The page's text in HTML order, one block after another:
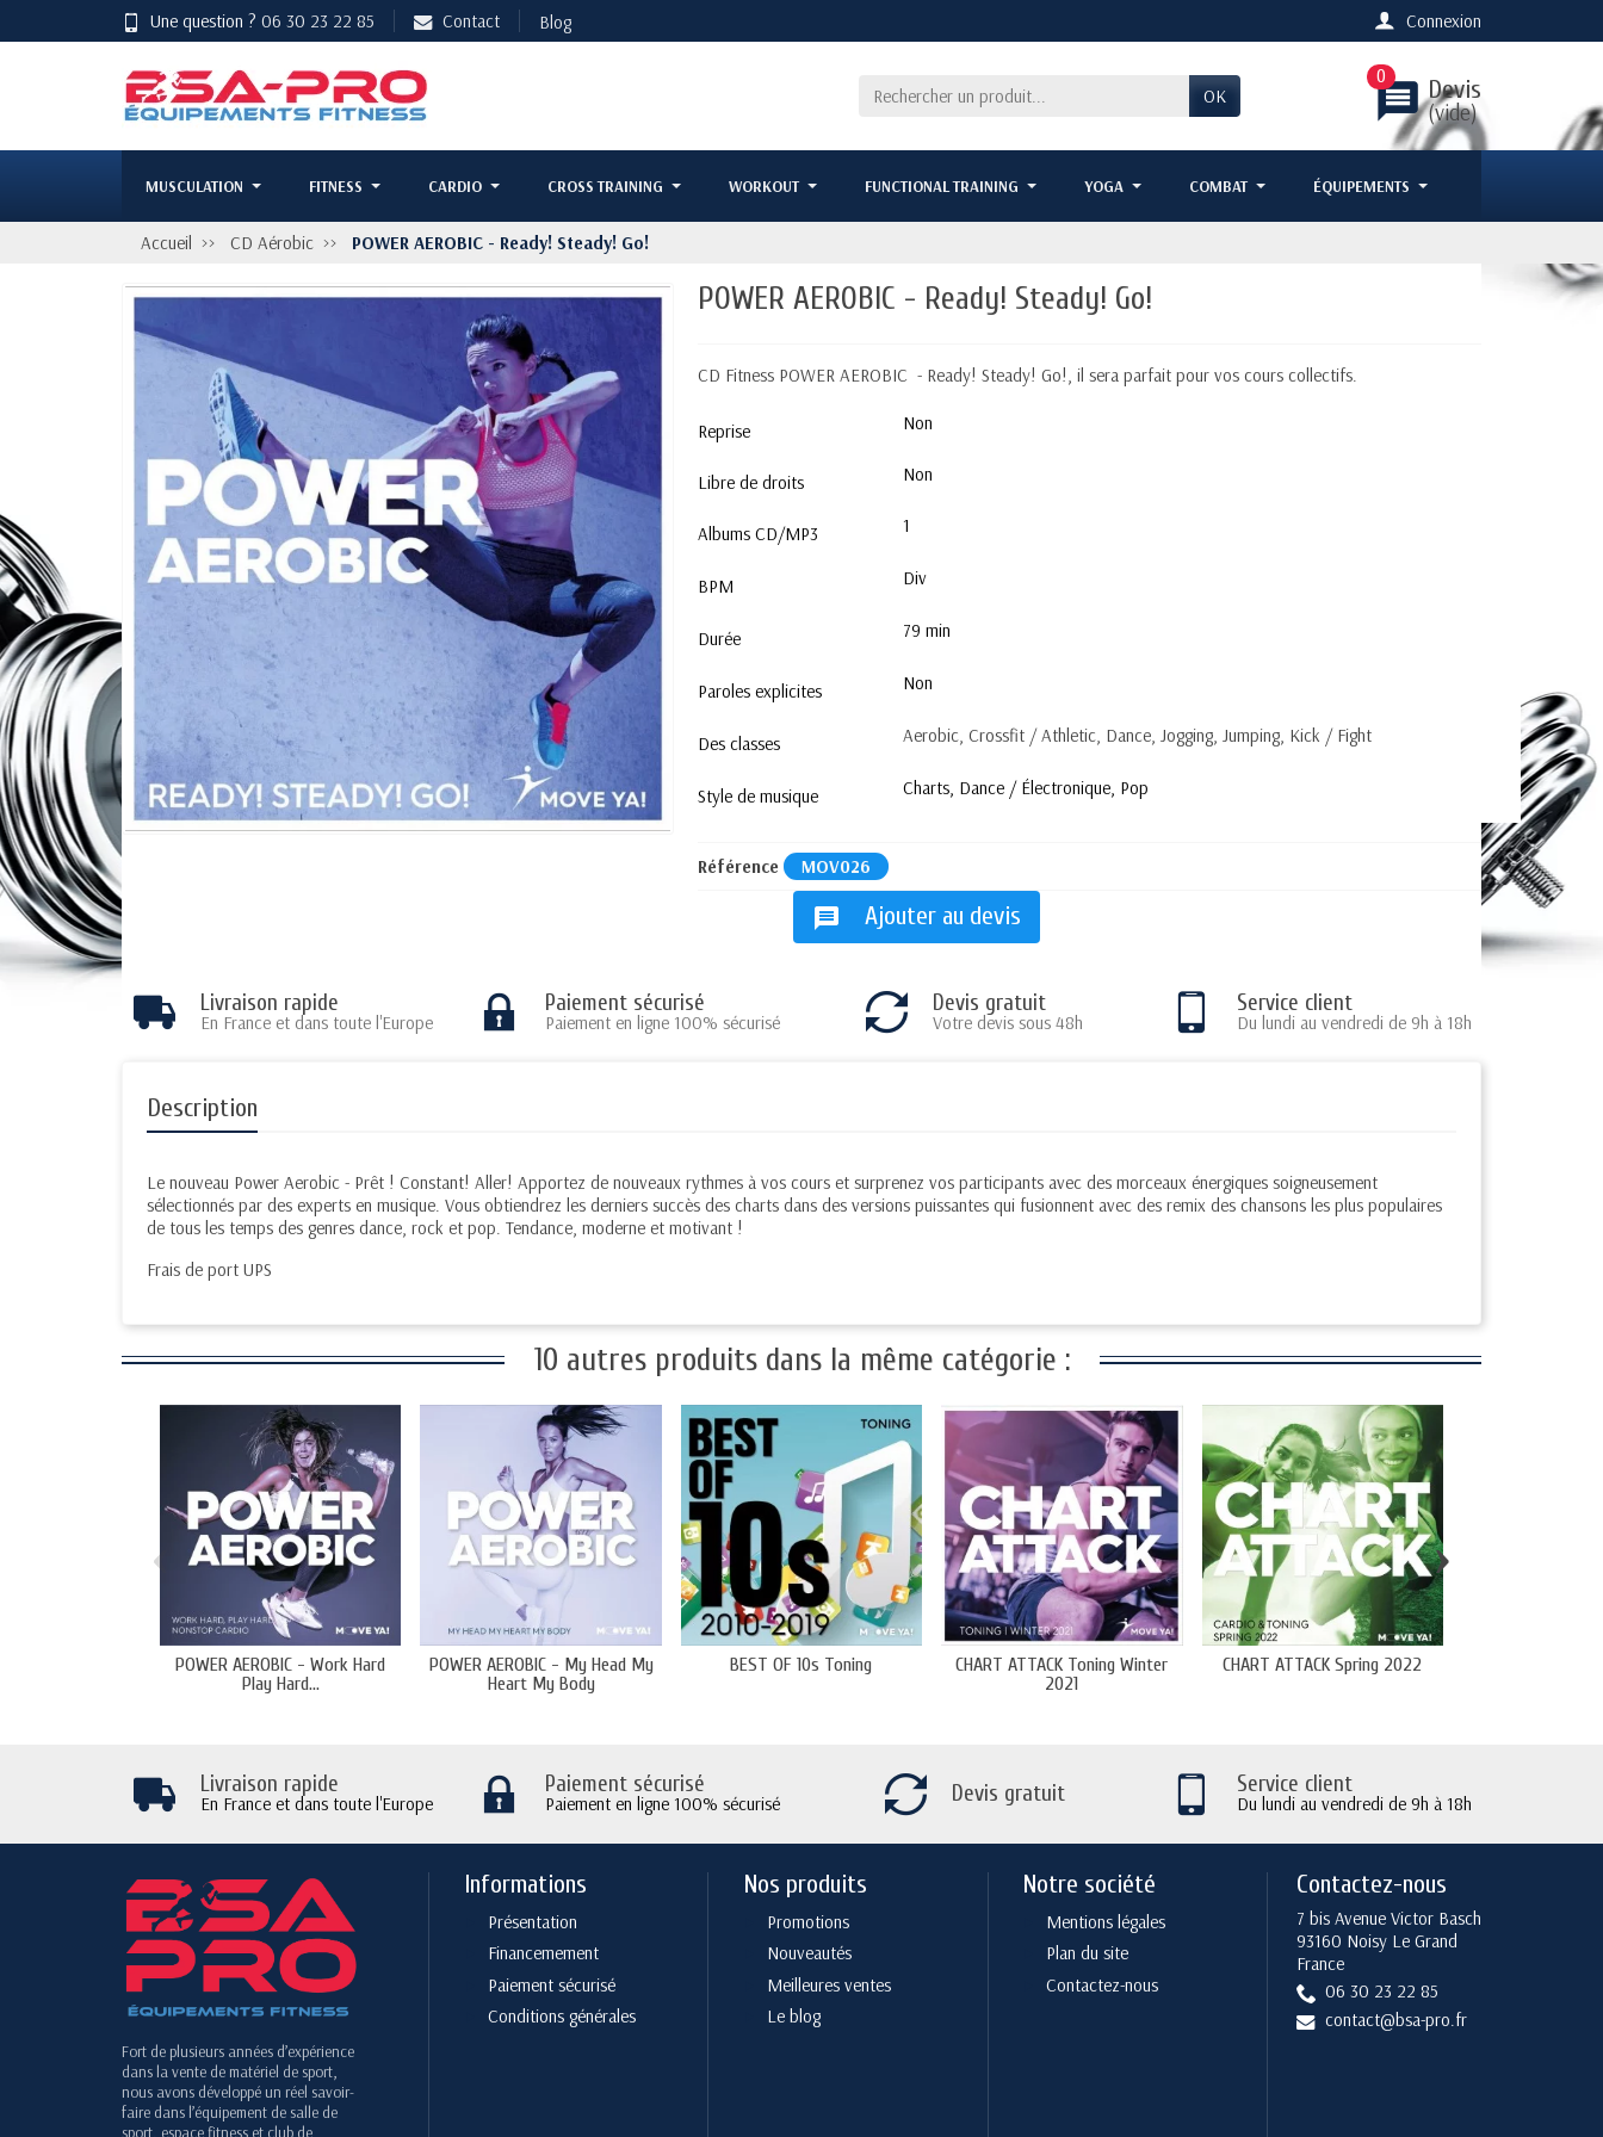
Une question ? 06 30 23 22 85 Contact Blog Connexion
OK message Devis
(vide)
0
MUSCULATION FITNESS CARDIO CROSS TRAINING WORKOUT FUNCTIONAL TRAINING YOGA COMBAT ÉQUIPEMENTS
Accueil CD Aérobic POWER AEROBIC - Ready! Steady! Go!
POWER AEROBIC - Ready! Steady! Go!
CD Fitness POWER AEROBIC - Ready! Steady! Go!, il sera parfait pour vos cours collectifs.
Reprise Non
Libre de droits Non
Albums CD/MP3 1
BPM Div
Durée 79 min
Paroles explicites Non
Des classes Aerobic, Crossfit / Athletic, Dance, Jogging, Jumping, Kick / Fight
Style de musique Charts, Dance / Électronique, Pop
Référence MOV026
message Ajouter au devis
Livraison rapide
En France et dans toute l'Europe
Paiement sécurisé
Paiement en ligne 100% sécurisé
Devis gratuit
Votre devis sous 48h
Service client
Du lundi au vendredi de 9h à 18h
Description
Le nouveau Power Aerobic - Prêt ! Constant! Aller! Apportez de nouveaux rythmes à vos cours et surprenez vos participants avec des morceaux énergiques soigneusement
sélectionnés par des experts en musique. Vous obtiendrez les derniers succès des charts dans des versions puissantes qui fusionnent avec des remix des chansons les plus populaires
de tous les temps des genres dance, rock et pop. Tendance, moderne et motivant !
Frais de port UPS
10 autres produits dans la même catégorie :
POWER AEROBIC - Work Hard
Play Hard...
POWER AEROBIC - My Head My
Heart My Body
BEST OF 10s Toning
CHART ATTACK Toning Winter
2021
CHART ATTACK Spring 2022
‹ ›
Livraison rapide
En France et dans toute l'Europe
Paiement sécurisé
Paiement en ligne 100% sécurisé Devis gratuit Service client
Du lundi au vendredi de 9h à 18h
Fort de plusieurs années d’expérience
dans la vente de matériel de sport,
nous avons développé un réel savoir-
faire dans l’équipement de salle de
sport, espace fitness et club de
Informations
Présentation
Financemement
Paiement sécurisé
Conditions générales
Nos produits
Promotions
Nouveautés
Meilleures ventes
Le blog
Notre société
Mentions légales
Plan du site
Contactez-nous
Contactez-nous
7 bis Avenue Victor Basch
93160 Noisy Le Grand
France
06 30 23 22 85
contact@bsa-pro.fr